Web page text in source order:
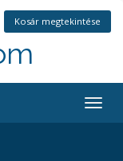
Kosár megtekintése